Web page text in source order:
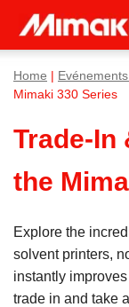
Home
Mimaki 330 Series
Trade-In
the
Explore the
solvent printers,
instantly
trade in and take